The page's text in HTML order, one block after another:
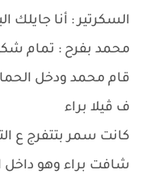
السكرتير : أنا جايلك
محمد بفرح : تمام
قام محمد ودخل
ف ڤيلا براء
كانت سمر بتتفرج ع
شافت براء وهو داخل